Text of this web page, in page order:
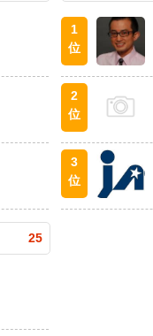
1
位
2
位
3
位
25